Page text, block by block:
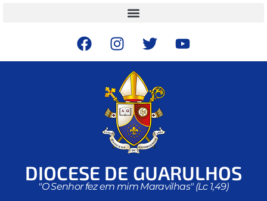
DIOCESE DE GUARULHOS
"O Senhor fez em mim Maravilhas" (Lc 1,49)